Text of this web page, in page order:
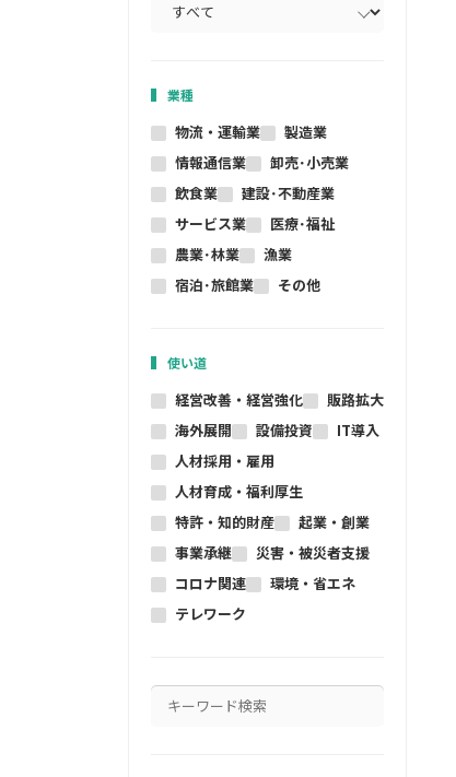
業種
物流・運輸業
製造業
情報通信業
卸売･小売業
飲食業
建設･不動産業
サービス業
医療･福祉
農業･林業
漁業
宿泊･旅館業
その他
使い道
経営改善・経営強化
販路拡大
海外展開
設備投資
IT導入
人材採用・雇用
人材育成・福利厚生
特許・知的財産
起業・創業
事業承継
災害・被災者支援
コロナ関連
環境・省エネ
テレワーク